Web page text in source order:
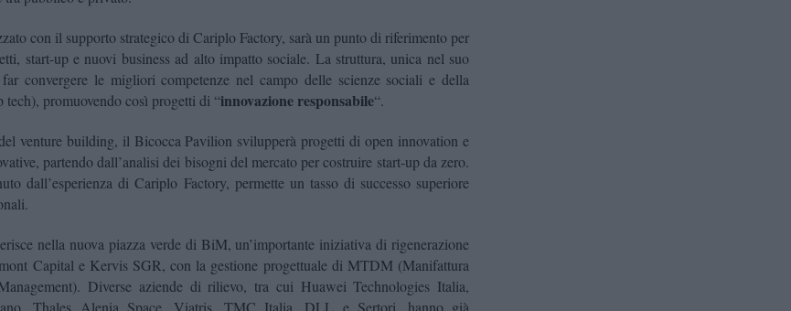
con il supporto strategico di Cariplo Factory, sarà un punto di riferimento per
start-up e nuovi business ad alto impatto sociale. La struttura, unica nel suo
convergere le migliori competenze nel campo delle scienze sociali e della
tech), promuovendo così progetti di “innovazione responsabile“.
venture building, il Bicocca Pavilion svilupperà progetti di open innovation e
partendo dall’analisi dei bisogni del mercato per costruire start-up da zero.
dall’esperienza di Cariplo Factory, permette un tasso di successo superiore
nella nuova piazza verde di BiM, un’importante iniziativa di rigenerazione
Capital e Kervis SGR, con la gestione progettuale di MTDM (Manifattura
Diverse aziende di rilievo, tra cui Huawei Technologies Italia,
Thales Alenia Space, Viatris, TMC Italia, DLL e Sertori, hanno già